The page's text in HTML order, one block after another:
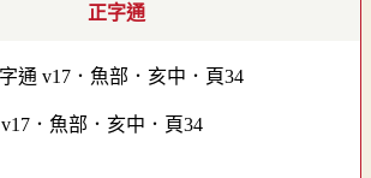
正字通
v17．魚部．亥中．頁34